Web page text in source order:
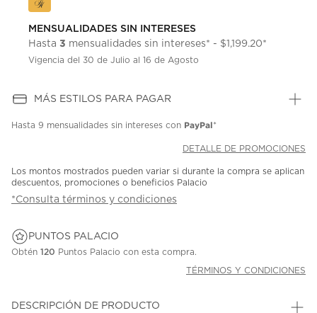
MENSUALIDADES SIN INTERESES
Hasta 3 mensualidades sin intereses* - $1,199.20*
Vigencia del 30 de Julio al 16 de Agosto
MÁS ESTILOS PARA PAGAR
Hasta 9 mensualidades sin intereses con PayPal*
DETALLE DE PROMOCIONES
Los montos mostrados pueden variar si durante la compra se aplican
descuentos, promociones o beneficios Palacio
*Consulta términos y condiciones
PUNTOS PALACIO
Obtén 120 Puntos Palacio con esta compra.
TÉRMINOS Y CONDICIONES
DESCRIPCIÓN DE PRODUCTO